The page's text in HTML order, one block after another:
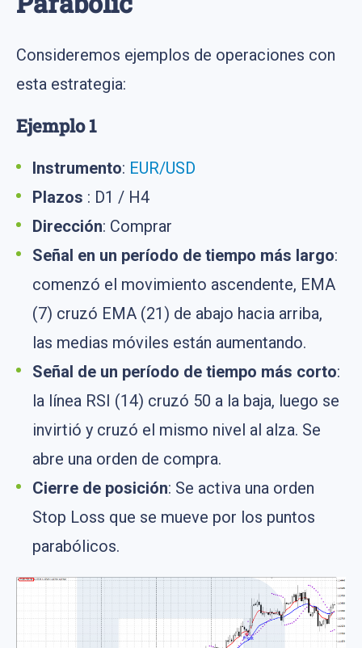
Consideremos ejemplos de operaciones con
esta estrategia:
Ejemplo 1
Instrumento: EUR/USD
Plazos : D1 / H4
Dirección: Comprar
Señal en un período de tiempo más largo:
comenzó el movimiento ascendente, EMA
(7) cruzó EMA (21) de abajo hacia arriba,
las medias móviles están aumentando.
Señal de un período de tiempo más corto:
la línea RSI (14) cruzó 50 a la baja, luego se
invirtió y cruzó el mismo nivel al alza. Se
abre una orden de compra.
Cierre de posición: Se activa una orden
Stop Loss que se mueve por los puntos
parabólicos.